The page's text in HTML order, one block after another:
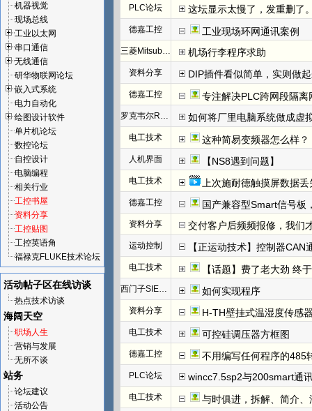
机器视觉
现场总线
工业以太网
串口通信
无线通信
研华物联网论坛
嵌入式系统
电力自动化
绘图设计软件
单片机论坛
数控论坛
自控设计
电脑编程
相关行业
工控书屋
资料分享
工控贴图
工控英语角
福禄克FLUKE技术论坛
活动帖子区在线访谈
热点技术访谈
海阔天空
职场人生
营销与发展
无所不谈
站务
论坛建议
活动公告
PLC论坛 这坛显示太慢了，发重删了
德嘉工控 工业现场环网通讯案例
三菱Mitsubishi 机场行李程序求助
资料分享 DIP插件看似简单，实则做
德嘉工控 专注解决PLC跨网段隔离
罗克韦尔Rockwell(AB) 如何将厂里电脑系统做成虚
电工技术 这种简易变频器怎么样？
人机界面 【NS8遇到问题】
电工技术 上次施耐德触摸屏数据丢
德嘉工控 国产兼容型Smart信号板，通
资料分享 交付客户后频频报修，我们才
运动控制 【正运动技术】控制器
电工技术 【话题】费了老大劲 终于
西门子SIEMENS 如何实现程序
资料分享 H-TH壁挂式温湿度传感
电工技术 可控硅调压器方框图
德嘉工控 不用编写任何程序的485
PLC论坛 wincc7.5sp2与200smart通
电工技术 与时俱进，拆解、简介